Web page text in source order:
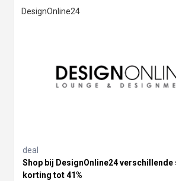
DesignOnline24
deal
Shop bij DesignOnline24
korting tot 41%